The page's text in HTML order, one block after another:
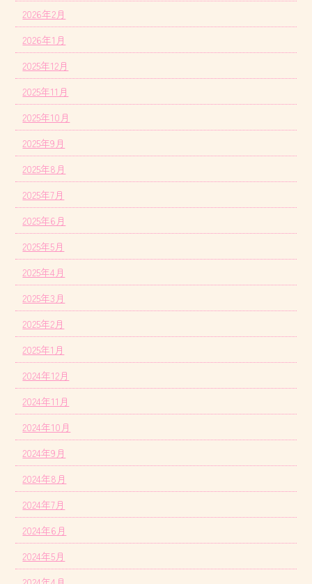
2026年2月
2026年1月
2025年12月
2025年11月
2025年10月
2025年9月
2025年8月
2025年7月
2025年6月
2025年5月
2025年4月
2025年3月
2025年2月
2025年1月
2024年12月
2024年11月
2024年10月
2024年9月
2024年8月
2024年7月
2024年6月
2024年5月